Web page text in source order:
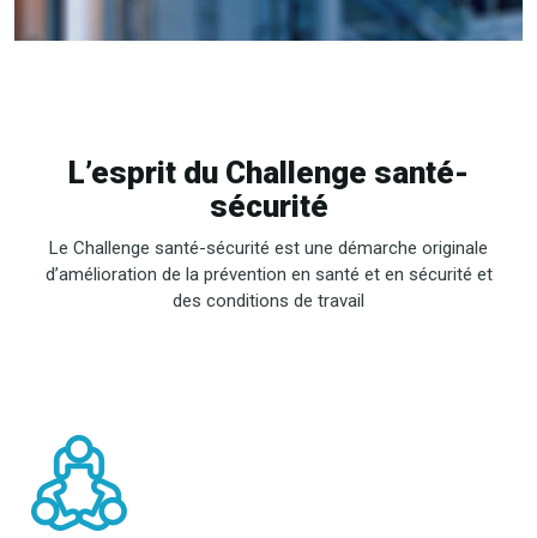
L’esprit du Challenge santé-
sécurité
Le Challenge santé-sécurité est une démarche originale
d’amélioration de la prévention en santé et en sécurité et
des conditions de travail